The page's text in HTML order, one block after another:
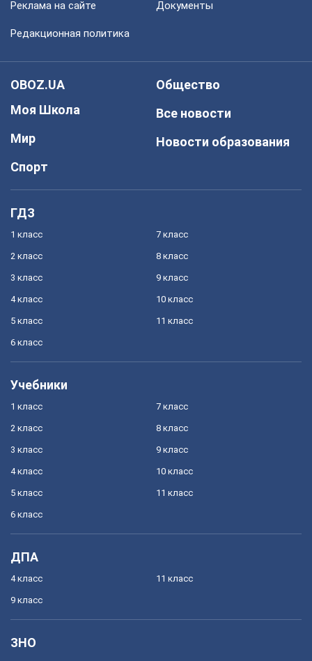
Реклама на сайте Документы
Редакционная политика
OBOZ.UA
Моя Школа
Мир
Спорт
Общество
Все новости
Новости образования
ГДЗ
1 класс
2 класс
3 класс
4 класс
5 класс
6 класс
7 класс
8 класс
9 класс
10 класс
11 класс
Учебники
1 класс
2 класс
3 класс
4 класс
5 класс
6 класс
7 класс
8 класс
9 класс
10 класс
11 класс
ДПА
4 класс
9 класс
11 класс
ЗНО